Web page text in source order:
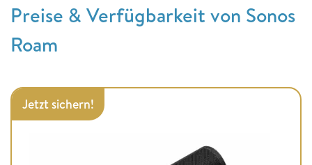
Preise & Verfügbarkeit von Sonos
Roam
Jetzt sichern!